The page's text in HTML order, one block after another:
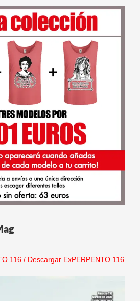
116/ Descargar ExPERPENTO 116